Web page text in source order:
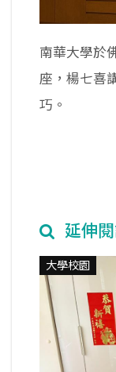
南華大學於
座，楊七喜
巧。
延伸
大學校園